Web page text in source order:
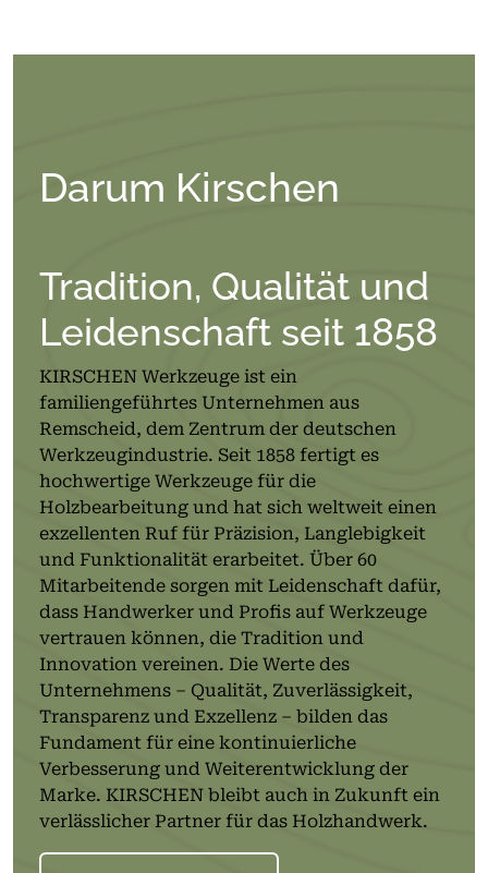
Darum Kirschen
Tradition, Qualität und
Leidenschaft seit 1858
KIRSCHEN Werkzeuge ist ein
familiengeführtes Unternehmen aus
Remscheid, dem Zentrum der deutschen
Werkzeugindustrie. Seit 1858 fertigt es
hochwertige Werkzeuge für die
Holzbearbeitung und hat sich weltweit einen
exzellenten Ruf für Präzision, Langlebigkeit
und Funktionalität erarbeitet. Über 60
Mitarbeitende sorgen mit Leidenschaft dafür,
dass Handwerker und Profis auf Werkzeuge
vertrauen können, die Tradition und
Innovation vereinen. Die Werte des
Unternehmens – Qualität, Zuverlässigkeit,
Transparenz und Exzellenz – bilden das
Fundament für eine kontinuierliche
Verbesserung und Weiterentwicklung der
Marke. KIRSCHEN bleibt auch in Zukunft ein
verlässlicher Partner für das Holzhandwerk.